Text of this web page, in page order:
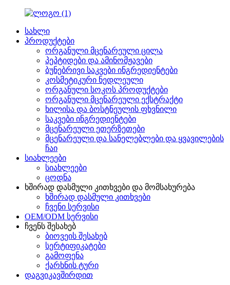
სახლი
პროდუქტები
ორგანული მცენარეული ცილა
პეპტიდები და ამინომჟავები
ბუნებრივი საკვები ინგრედიენტები
კოსმეტიკური ნედლეული
ორგანული სოკოს პროდუქტები
ორგანული მცენარეული ექსტრაქტი
ხილისა და ბოსტნეულის ფხვნილი
საკვები ინგრედიენტები
მცენარეული ეთერზეთები
მცენარეული და სანელებლები და ყვავილების
ჩაი
სიახლეები
სიახლეები
ცოდნა
ხშირად დასმული კითხვები და მომსახურება
ხშირად დასმული კითხვები
ჩვენი სერვისი
OEM/ODM სერვისი
ჩვენს შესახებ
ბიოვეის შესახებ
სერტიფიკატები
გამოფენა
ქარხნის ტური
დაგვიკავშირდით